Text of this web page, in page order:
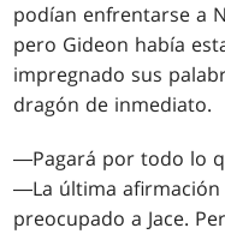
podían enfrentarse a
pero Gideon había
impregnado sus
dragón de inmediato.
―Pagará por todo lo
―La última
preocupado a Jace.